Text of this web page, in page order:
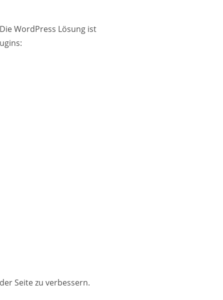
WordPress Lösung ist
Seite zu verbessern.